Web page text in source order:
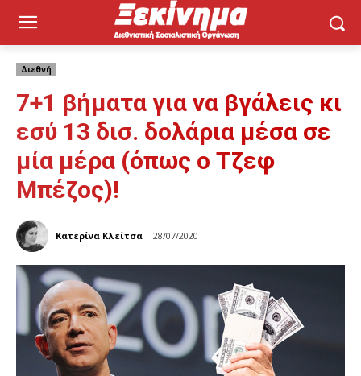
Διεθνή
7+1 βήματα για να βγάλεις κι
εσύ 13 δισ. δολάρια μέσα σε
μία μέρα (όπως ο Τζεφ
Μπέζος)!
Κατερίνα Κλείτσα 28/07/2020